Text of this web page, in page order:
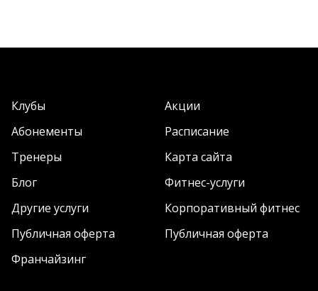
Клубы
Акции
Абонементы
Расписание
Тренеры
Карта сайта
Блог
Фитнес-услуги
Другие услуги
Корпоративный фитнес
Публичная оферта
Публичная оферта
Франчайзинг